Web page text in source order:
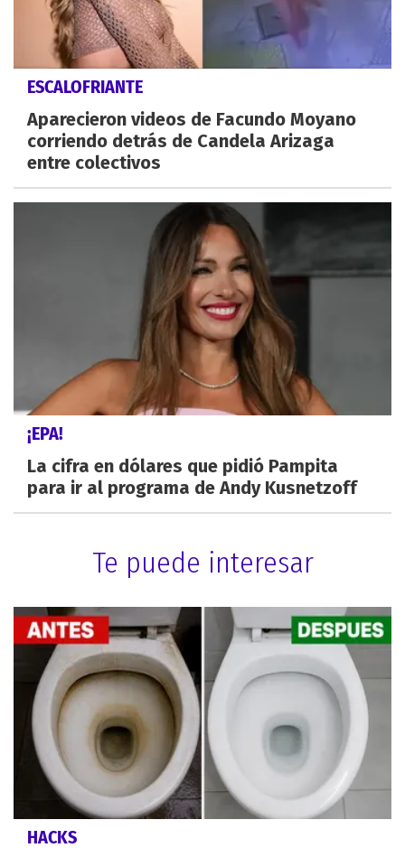
ESCALOFRIANTE
Aparecieron videos de Facundo Moyano
corriendo detrás de Candela Arizaga
entre colectivos
¡EPA!
La cifra en dólares que pidió Pampita
para ir al programa de Andy Kusnetzoff
Te puede interesar
HACKS